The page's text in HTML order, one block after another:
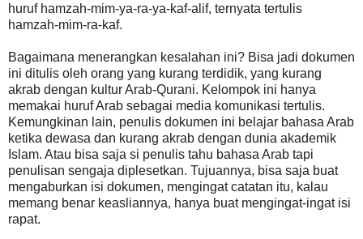
huruf hamzah-mim-ya-ra-ya-kaf-alif, ternyata tertulis
hamzah-mim-ra-kaf.
Bagaimana menerangkan kesalahan ini? Bisa jadi dokumen
ini ditulis oleh orang yang kurang terdidik, yang kurang
akrab dengan kultur Arab-Qurani. Kelompok ini hanya
memakai huruf Arab sebagai media komunikasi tertulis.
Kemungkinan lain, penulis dokumen ini belajar bahasa Arab
ketika dewasa dan kurang akrab dengan dunia akademik
Islam. Atau bisa saja si penulis tahu bahasa Arab tapi
penulisan sengaja diplesetkan. Tujuannya, bisa saja buat
mengaburkan isi dokumen, mengingat catatan itu, kalau
memang benar keasliannya, hanya buat mengingat-ingat isi
rapat.